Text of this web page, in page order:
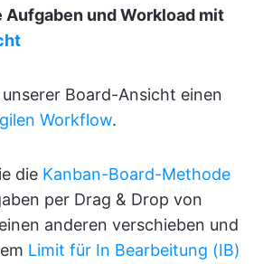
Aufgaben und Workload mit
Board-Ansicht einen
Workflow.
die Kanban-Board-Methode
per Drag & Drop von
anderen verschieben und
Limit für In Bearbeitung (IB)